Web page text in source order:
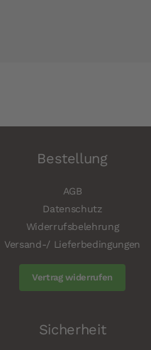
Bestellung
AGB
Datenschutz
Widerrufsbelehrung
Versand-/ Lieferbedingungen
Vertrag widerrufen
Sicherheit